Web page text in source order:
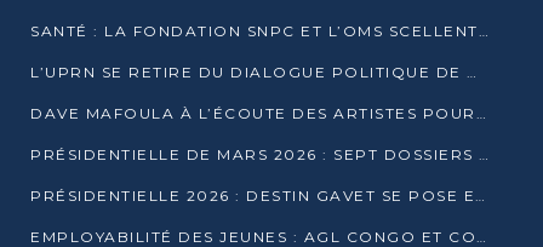
SANTÉ : LA FONDATION SNPC ET L’OMS SCELLENT UN PARTENARIAT STRATÉGIQUE DE TROIS ANS
L’UPRN SE RETIRE DU DIALOGUE POLITIQUE DE DJAMBALA : TENSIONS DANS LE PRÉ-ÉLECTORAL CONGOLAIS
DAVE MAFOULA À L’ÉCOUTE DES ARTISTES POUR REDÉFINIR SA POLITIQUE CULTURELLE
PRÉSIDENTIELLE DE MARS 2026 : SEPT DOSSIERS DE CANDIDATURE ENREGISTRÉS À LA CLÔTURE DES DÉPÔTS
PRÉSIDENTIELLE 2026 : DESTIN GAVET SE POSE EN CANDIDAT DU « RAS-LE-BOL »
EMPLOYABILITÉ DES JEUNES : AGL CONGO ET CONGO TERMINAL S’ALLIENT À UCAC-ICAM